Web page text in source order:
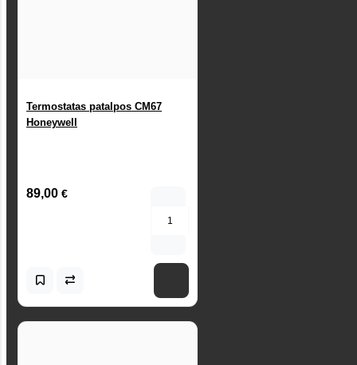
Termostatas patalpos CM67
Honeywell
89,00 €